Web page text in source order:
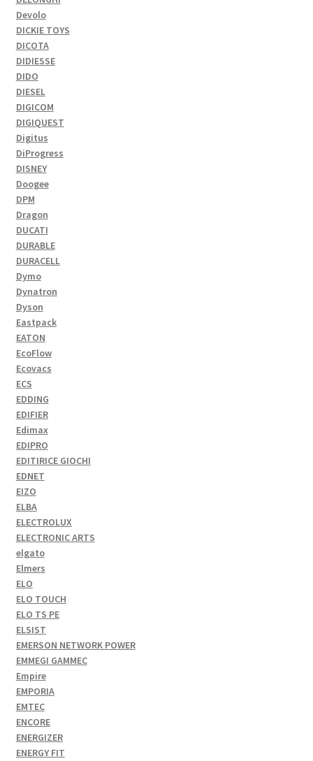
Devolo
DICKIE TOYS
DICOTA
DIDIESSE
DIDO
DIESEL
DIGICOM
DIGIQUEST
Digitus
DiProgress
DISNEY
Doogee
DPM
Dragon
DUCATI
DURABLE
DURACELL
Dymo
Dynatron
Dyson
Eastpack
EATON
EcoFlow
Ecovacs
ECS
EDDING
EDIFIER
Edimax
EDIPRO
EDITIRICE GIOCHI
EDNET
EIZO
ELBA
ELECTROLUX
ELECTRONIC ARTS
elgato
Elmers
ELO
ELO TOUCH
ELO TS PE
ELSIST
EMERSON NETWORK POWER
EMMEGI GAMMEC
Empire
EMPORIA
EMTEC
ENCORE
ENERGIZER
ENERGY FIT